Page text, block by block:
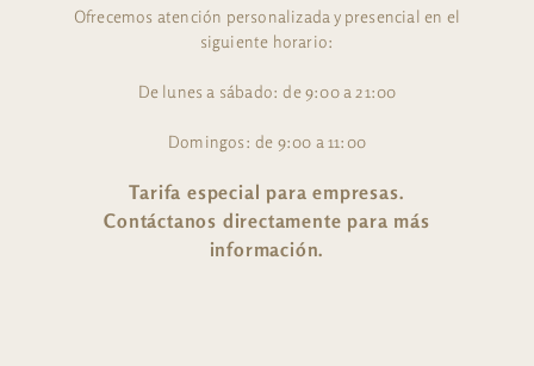
Ofrecemos atención personalizada y presencial en el
siguiente horario:
De lunes a sábado: de 9:00 a 21:00
Domingos: de 9:00 a 11:00
Tarifa especial para empresas.
Contáctanos directamente para más
información.